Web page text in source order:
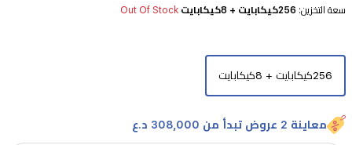
تحديث
سعة التخزين: 256كيكابايت + 8كيكابايت Out Of Stock
256كيكابايت + 8كيكابايت
معاينة 2 عروض تبدأ من 308,000 د.ع